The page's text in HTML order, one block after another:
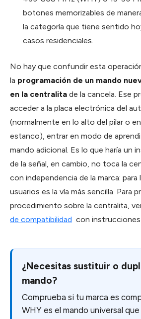
botones memorizables de
la categoría que tiene sentido
casos residenciales.
No hay que confundir esta
la programación de un mando
en la centralita de la cancela. Ese
acceder a la placa electrónica del
(normalmente en lo alto del pilar o
estanco), entrar en modo de
mando adicional. Es lo que haría un
de la señal, en cambio, no toca la
con independencia de la marca: para
usuarios es la vía más sencilla. Para
procedimiento sobre la centralita,
de compatibilidad con instrucciones
¿Necesitas sustituir o
mando?
Comprueba si tu marca es
WHY es el mando universal